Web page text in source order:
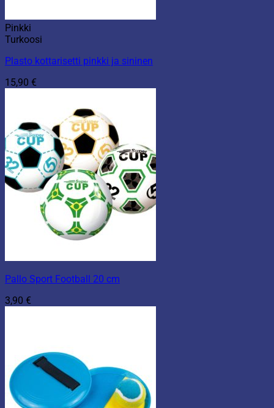
Pinkki
Turkoosi
Plasto kottarisetti pinkki ja sininen
15,90 €
Pallo Sport Football 20 cm
3,90 €